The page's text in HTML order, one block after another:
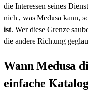
die Interessen seines
nicht, was Medusa kann,
ist. Wer diese Grenze
die andere Richtung
Wann Medusa
einfache Katalog